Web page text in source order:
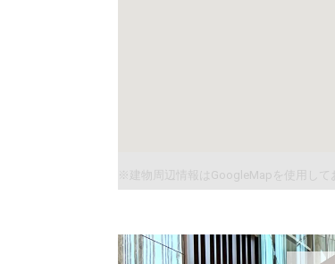
※建物周辺情報はGoogleMapを使用して